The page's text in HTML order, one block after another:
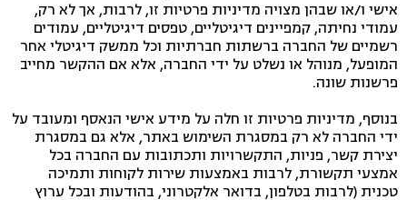
אישי ו/או שבהן מצויה מדיניות פרטיות זו, לרבות, אך לא רק,
עמודי נחיתה, קמפיינים דיגיטליים, טפסים דיגיטליים, עמודים
רשמיים של החברה ברשתות חברתיות וכל ממשק דיגיטלי אחר
המופעל, מנוהל או נשלט על ידי החברה, אלא אם ההקשר מחייב
פרשנות שונה.
בנוסף, מדיניות פרטיות זו חלה על מידע אישי הנאסף ומעובד על
ידי החברה לא רק במסגרת השימוש באתר, אלא גם במסגרת
יצירת קשר, פניות, התקשרויות ותכתובות עם החברה בכל
אמצעי תקשורת, לרבות באמצעות שירות לקוחות ותמיכה
טכנית (לרבות בטלפון, בדואר אלקטרוני, בהודעות ובכל ערוץ